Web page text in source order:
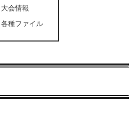
大会情報
各種ファイル